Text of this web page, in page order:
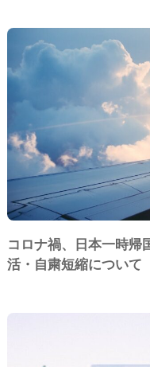
コロナ禍、日本一時帰
活・自粛短縮について